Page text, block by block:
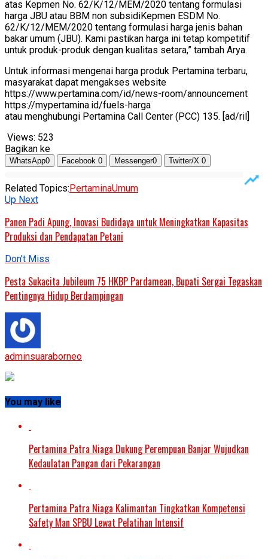
atas Kepmen No. 62/K/12/MEM/2020 tentang formulasi
harga JBU atau BBM non subsidiKepmen ESDM No.
62/K/12/MEM/2020 tentang formulasi harga jenis bahan
bakar umum (JBU). Kami pastikan harga ini tetap kompetitif
untuk produk-produk dengan kualitas setara,” tambah Arya.
Untuk informasi mengenai harga produk Pertamina terbaru,
masyarakat dapat mengakses website
https://www.pertamina.com/id/news-room/announcement
https://mypertamina.id/fuels-harga
atau menghubungi Pertamina Call Center (PCC) 135. [ad/ril]
Views: 523
Bagikan ke
WhatsApp0 Facebook 0 Messenger0 Twitter/X 0
Related Topics:PertaminaUmum
Up Next
Panen Padi Apung, Inovasi Budidaya untuk Meningkatkan Kapasitas
Produksi dan Pendapatan Petani
Don't Miss
Pesta Sukacita Jubileum 75 HKBP Pardamean, Bupati Sergai Tegaskan
Pentingnya Hidup Berdampingan
adminsuaraborneo
You may like
Pertamina Patra Niaga Dukung Perempuan Banjar Wujudkan
Kedaulatan Pangan dari Pekarangan
Pertamina Patra Niaga Kalimantan Tingkatkan Kompetensi
Safety Man SPBU Lewat Pelatihan Intensif